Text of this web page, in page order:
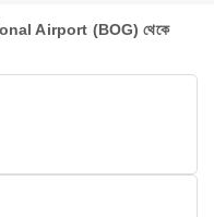
Airport (BOG) থেকে